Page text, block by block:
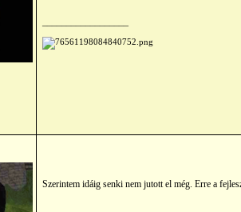
Szerintem idáig senki nem jutott el még. Erre a